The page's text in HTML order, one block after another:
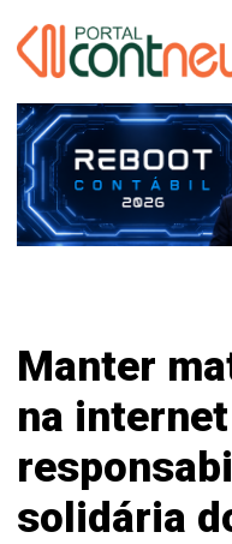
Manter
na
solidária